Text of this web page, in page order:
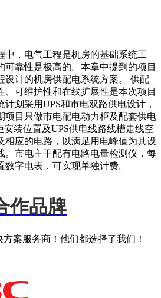
中，电气工程是机房的基础系统工
可靠性是极高的。本章中提到的项目
设计的机房供配电系统方案。 供配
、可维护性和在线扩展性是本次项目
划采用UPS和市电双路供电设计，
项目只做市电配电动力柜及配套供电
安装位置及UPS供电线路线槽走线空
相应的电路，以满足用电峰值为其设
。市电主干配有电路电量检测仪，每
数字电表，可实现单独计费。
作品牌
案服务商！他们都选择了我们！